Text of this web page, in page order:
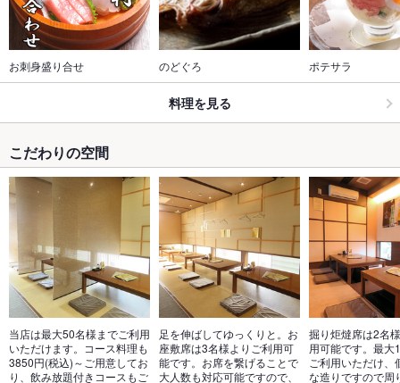
お刺身盛り合せ のどぐろ ポテサラ
料理を見る
こだわりの空間
当店は最大50名様までご利用
いただけます。コース料理も
3850円(税込)～ご用意してお
り、飲み放題付きコースもご
足を伸ばしてゆっくりと。お
座敷席は3名様よりご利用可
能です。お席を繋げることで
大人数も対応可能ですので、
掘り炬燵席は2名
用可能です。最大
ご利用いただけ、
な造りですので周